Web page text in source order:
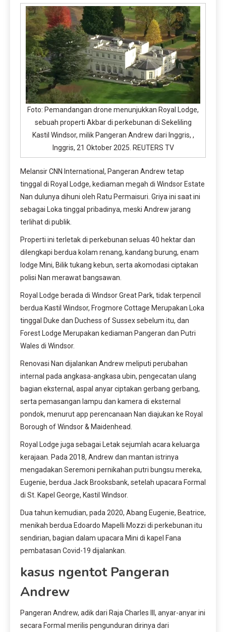
Foto: Pemandangan drone menunjukkan Royal Lodge,
sebuah properti Akbar di perkebunan di Sekeliling
Kastil Windsor, milik Pangeran Andrew dari Inggris, ,
Inggris, 21 Oktober 2025. REUTERS TV
Melansir CNN International, Pangeran Andrew tetap
tinggal di Royal Lodge, kediaman megah di Windsor Estate
Nan dulunya dihuni oleh Ratu Permaisuri. Griya ini saat ini
sebagai Loka tinggal pribadinya, meski Andrew jarang
terlihat di publik.
Properti ini terletak di perkebunan seluas 40 hektar dan
dilengkapi berdua kolam renang, kandang burung, enam
lodge Mini, Bilik tukang kebun, serta akomodasi ciptakan
polisi Nan merawat bangsawan.
Royal Lodge berada di Windsor Great Park, tidak terpencil
berdua Kastil Windsor, Frogmore Cottage Merupakan Loka
tinggal Duke dan Duchess of Sussex sebelum itu, dan
Forest Lodge Merupakan kediaman Pangeran dan Putri
Wales di Windsor.
Renovasi Nan dijalankan Andrew meliputi perubahan
internal pada angkasa-angkasa ubin, pengecatan ulang
bagian eksternal, aspal anyar ciptakan gerbang gerbang,
serta pemasangan lampu dan kamera di eksternal
pondok, menurut app perencanaan Nan diajukan ke Royal
Borough of Windsor & Maidenhead.
Royal Lodge juga sebagai Letak sejumlah acara keluarga
kerajaan. Pada 2018, Andrew dan mantan istrinya
mengadakan Seremoni pernikahan putri bungsu mereka,
Eugenie, berdua Jack Brooksbank, setelah upacara Formal
di St. Kapel George, Kastil Windsor.
Dua tahun kemudian, pada 2020, Abang Eugenie, Beatrice,
menikah berdua Edoardo Mapelli Mozzi di perkebunan itu
sendirian, bagian dalam upacara Mini di kapel Fana
pembatasan Covid-19 dijalankan.
kasus ngentot Pangeran
Andrew
Pangeran Andrew, adik dari Raja Charles III, anyar-anyar ini
secara Formal merilis pengunduran dirinya dari